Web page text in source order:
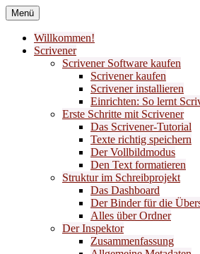
Zum
Inhalt
springen
Liber Laetitia
Buchempfehlungen
Menü
Willkommen!
Scrivener
Scrivener Software kaufen
Scrivener kaufen
Scrivener installieren
Einrichten: So lernt
Erste Schritte mit Scrivener
Das Scrivener-Tutorial
Texte richtig speichern
Der Vollbildmodus
Den Text formatieren
Struktur im Schreibprojekt
Das Dashboard
Der Binder für die
Alles über Ordner
Der Inspektor
Zusammenfassung